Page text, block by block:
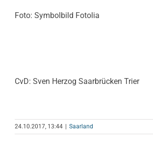
Foto: Symbolbild Fotolia
CvD: Sven Herzog Saarbrücken Trier
24.10.2017, 13:44 Saarland